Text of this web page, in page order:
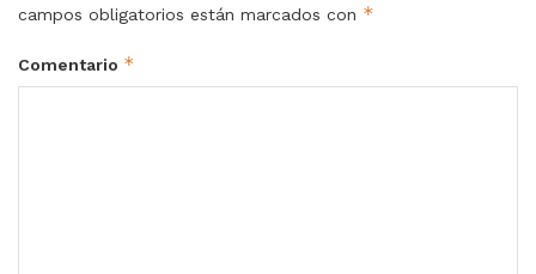
campos obligatorios están marcados con *
Comentario *